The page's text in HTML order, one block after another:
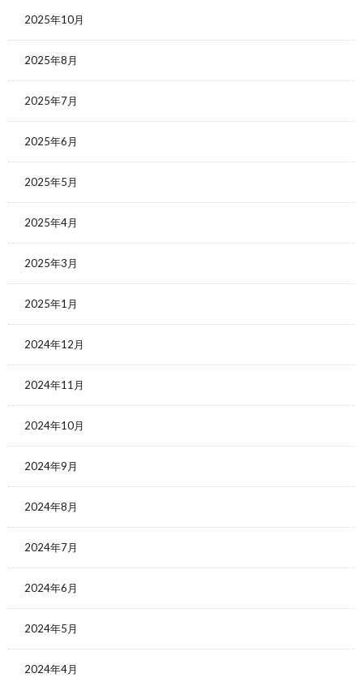
2025年10月
2025年8月
2025年7月
2025年6月
2025年5月
2025年4月
2025年3月
2025年1月
2024年12月
2024年11月
2024年10月
2024年9月
2024年8月
2024年7月
2024年6月
2024年5月
2024年4月